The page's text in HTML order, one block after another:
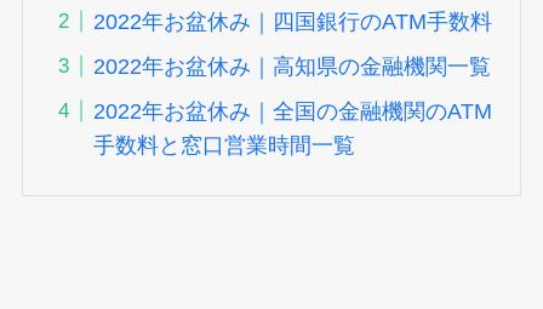
2022年お盆休み｜四国銀行のATM手数料
2022年お盆休み｜高知県の金融機関一覧
2022年お盆休み｜全国の金融機関のATM
手数料と窓口営業時間一覧